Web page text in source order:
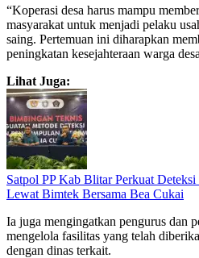
“Koperasi desa harus mampu
masyarakat untuk menjadi pelaku
saing. Pertemuan ini diharapkan
peningkatan kesejahteraan warga
Lihat Juga:
Satpol PP Kab Blitar Perkuat
Lewat Bimtek Bersama Bea Cukai
Ia juga mengingatkan pengurus dan
mengelola fasilitas yang telah
dengan dinas terkait.